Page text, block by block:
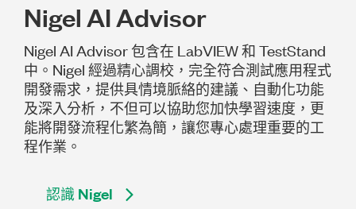
Nigel AI Advisor
Nigel AI Advisor 包含在 LabVIEW 和 TestStand
中。Nigel 經過精心調校，完全符合測試應用程式
開發需求，提供具情境脈絡的建議、自動化功能
及深入分析，不但可以協助您加快學習速度，更
能將開發流程化繁為簡，讓您專心處理重要的工
程作業。
認識 Nigel